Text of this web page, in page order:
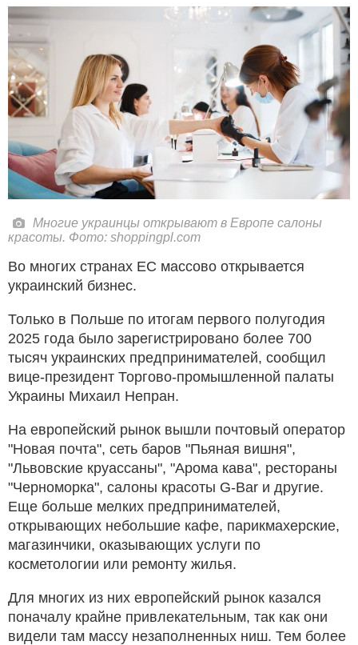
Многие украинцы открывают в Европе салоны
красоты. Фото: shoppingpl.com
Во многих странах ЕС массово открывается
украинский бизнес.
Только в Польше по итогам первого полугодия
2025 года было зарегистрировано более 700
тысяч украинских предпринимателей, сообщил
вице-президент Торгово-промышленной палаты
Украины Михаил Непран.
На европейский рынок вышли почтовый оператор
"Новая почта", сеть баров "Пьяная вишня",
"Львовские круассаны", "Арома кава", рестораны
"Черноморка", салоны красоты G-Bar и другие.
Еще больше мелких предпринимателей,
открывающих небольшие кафе, парикмахерские,
магазинчики, оказывающих услуги по
косметологии или ремонту жилья.
Для многих из них европейский рынок казался
поначалу крайне привлекательным, так как они
видели там массу незаполненных ниш. Тем более